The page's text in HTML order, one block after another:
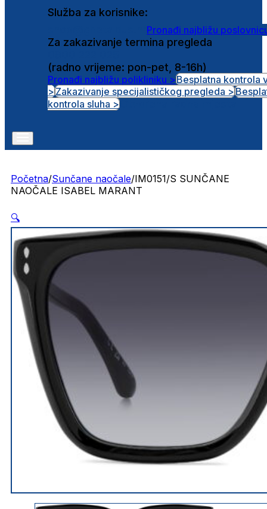
Služba za korisnike:
Pronađi najbližu
Za zakazivanje termina pregleda
(radno vrijeme: pon-pet, 8-16h)
Pronađi najbližu polikliniku >Besplatna kontrola
>Zakazivanje specijalističkog pregleda >
kontrola sluha >
Početna/Sunčane naočale/IM0151/S SUNČANE
NAOČALE ISABEL MARANT
🔍